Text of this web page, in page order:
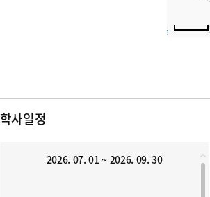
학사일정
2026. 07. 01 ~ 2026. 09. 30